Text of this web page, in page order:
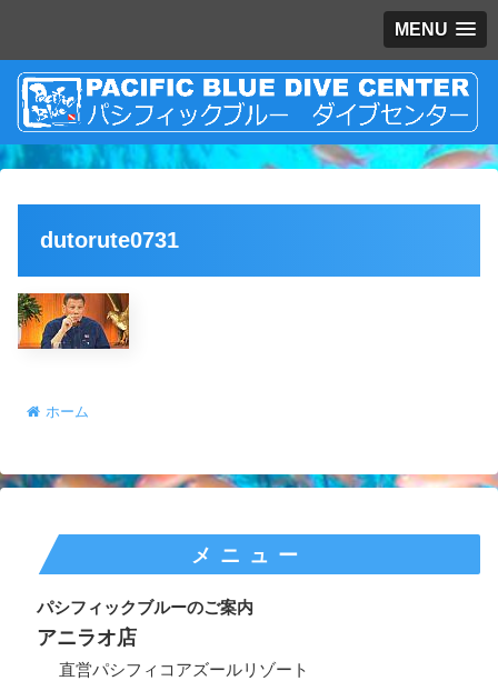
MENU
dutorute0731
ホーム
メニュー
パシフィックブルーのご案内
アニラオ店
直営パシフィコアズールリゾート